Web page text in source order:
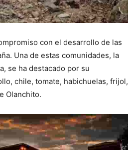
con el desarrollo de las
Una de estas comunidades, la
se ha destacado por su
chile, tomate, habichuelas, frijol,
Olanchito.